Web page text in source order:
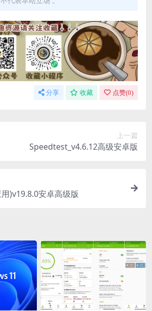
分享 收藏 点赞(0)
上一篇
Speedtest_v4.6.12高级安卓版
)v19.8.0安卓高级版